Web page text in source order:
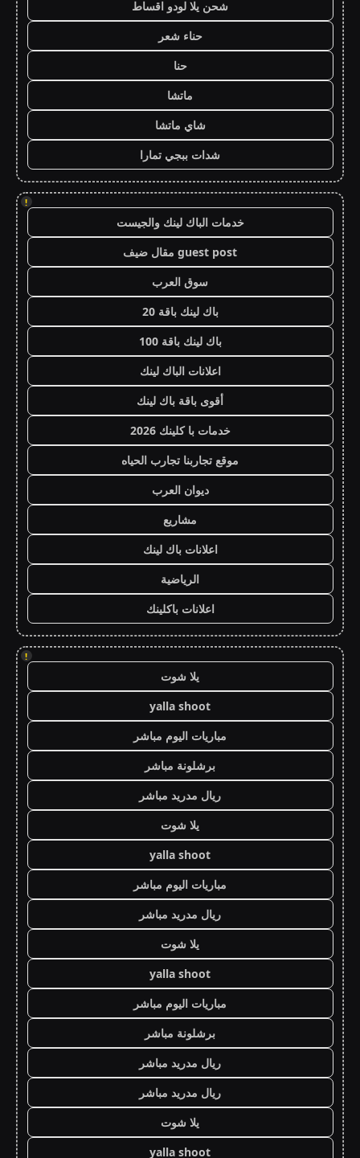
شحن يلا لودو اقساط
حناء شعر
حنا
ماتشا
شاي ماتشا
شدات ببجي تمارا
!
خدمات الباك لينك والجيست
guest post مقال ضيف
سوق العرب
باك لينك باقة 20
باك لينك باقة 100
اعلانات الباك لينك
أقوى باقة باك لينك
خدمات با كلينك 2026
موقع تجاربنا تجارب الحياه
ديوان العرب
مشاريع
اعلانات باك لينك
الرياضية
اعلانات باكلينك
!
يلا شوت
yalla shoot
مباريات اليوم مباشر
برشلونة مباشر
ريال مدريد مباشر
يلا شوت
yalla shoot
مباريات اليوم مباشر
ريال مدريد مباشر
يلا شوت
yalla shoot
مباريات اليوم مباشر
برشلونة مباشر
ريال مدريد مباشر
ريال مدريد مباشر
يلا شوت
yalla shoot